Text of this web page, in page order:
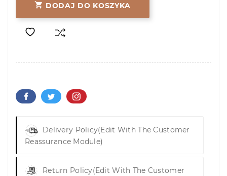
 DODAJ DO KOSZYKA
Delivery Policy(edit With The Customer
Reassurance Module)
Return Policy(edit With The Customer